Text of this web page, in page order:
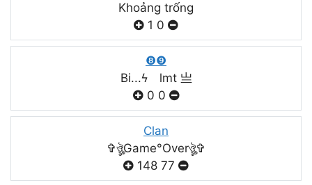
Khoảng trống
1 0
❽❾
Bi...ϟ lmt 亗
0 0
Clan
✞ঔৣGame°Overঔৣ✞
148 77